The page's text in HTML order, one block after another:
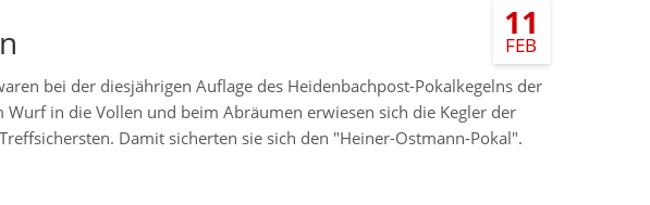
11
FEB
bei der diesjährigen Auflage des Heidenbachpost-Pokalkegelns der
in die Vollen und beim Abräumen erwiesen sich die Kegler der
Damit sicherten sie sich den "Heiner-Ostmann-Pokal".